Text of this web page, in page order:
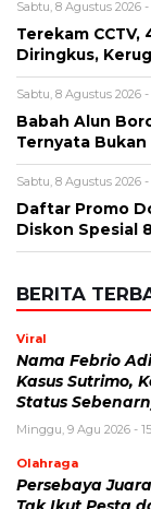
Sabtu, 8 Agustus 2026
Daftar Promo
Diskon Spesial
BERITA
Viral
Nama Febrio
Kasus Sutrimo,
Status
Olahraga
Persebaya
Tak Ikut Pesta
untuk Mendiang
Minggu, 9 Agu 2026 -
Viral
Deadline
Tampia Tour ke
Dipertanyakan